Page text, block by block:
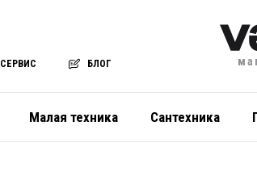
СЕРВИС БЛОГ
Малая техника Сантехника